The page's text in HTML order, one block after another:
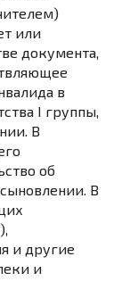
или
документа,
в
I группы,
В
об
В
и другие
и